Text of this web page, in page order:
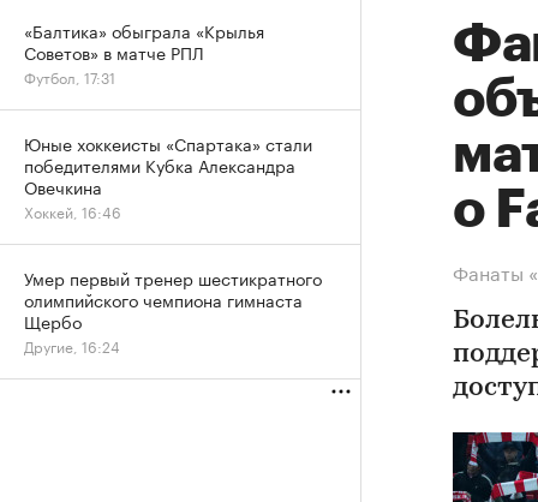
о
Фанаты
«Балтика» обыграла «Крылья
Советов» в матче РПЛ
Футбол, 17:31
Юные хоккеисты «Спартака» стали
победителями Кубка Александра
Овечкина
Хоккей, 16:46
Умер первый тренер шестикратного
олимпийского чемпиона гимнаста
Щербо
Другие, 16:24